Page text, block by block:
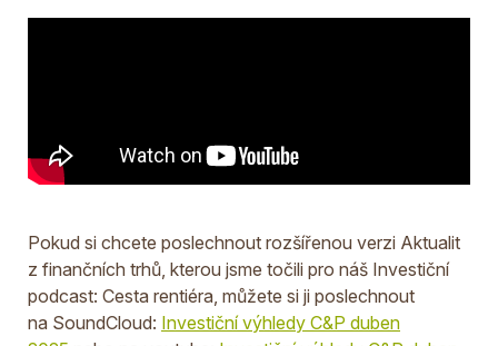
Pokud si chcete poslechnout rozšířenou verzi Aktualit
z finančních trhů, kterou jsme točili pro náš Investiční
podcast: Cesta rentiéra, můžete si ji poslechnout
na SoundCloud: Investiční výhledy C&P duben